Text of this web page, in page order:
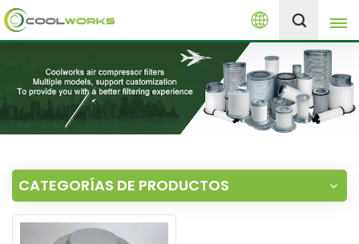
Español
English
español
العربية
русский
+8613525046291
CATEGORÍAS DE PRODUCTOS